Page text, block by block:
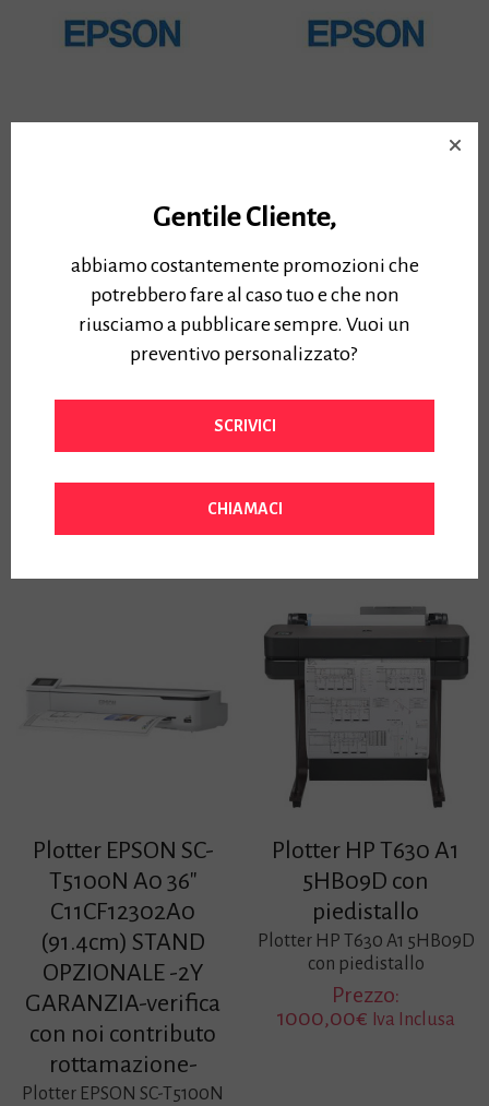
700ml C13T41E*
Plotter SC-T3405/5405
Cartuccia Epson C13T41E*
XD2 700ml Plotter SC-
T3405/5405
260,00€ Iva Inclusa
350ml C13T41F*
Plotter SC-
T3405/5405/5400M
Cartuccia Epson XD2
C13T41F* 350ml Plotter SC-
T3405/5405/5400M
Plotter EPSON SC-
T5100N A0 36″
C11CF12302A0
(91.4cm) STAND
OPZIONALE -2Y
GARANZIA-verifica
con noi contributo
rottamazione-
Plotter EPSON SC-T5100N
Plotter HP T630 A1
5HB09D con
piedistallo
Plotter HP T630 A1 5HB09D
con piedistallo
Prezzo:
1000,00€ Iva Inclusa
Gentile Cliente,
abbiamo costantemente promozioni che
potrebbero fare al caso tuo e che non
riusciamo a pubblicare sempre. Vuoi un
preventivo personalizzato?
SCRIVICI
CHIAMACI